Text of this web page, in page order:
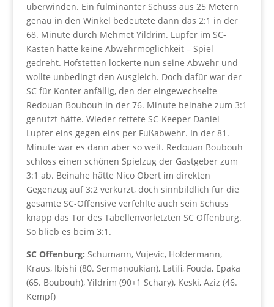
überwinden. Ein fulminanter Schuss aus 25 Metern
genau in den Winkel bedeutete dann das 2:1 in der
68. Minute durch Mehmet Yildrim. Lupfer im SC-
Kasten hatte keine Abwehrmöglichkeit – Spiel
gedreht. Hofstetten lockerte nun seine Abwehr und
wollte unbedingt den Ausgleich. Doch dafür war der
SC für Konter anfällig, den der eingewechselte
Redouan Boubouh in der 76. Minute beinahe zum 3:1
genutzt hätte. Wieder rettete SC-Keeper Daniel
Lupfer eins gegen eins per Fußabwehr. In der 81.
Minute war es dann aber so weit. Redouan Boubouh
schloss einen schönen Spielzug der Gastgeber zum
3:1 ab. Beinahe hätte Nico Obert im direkten
Gegenzug auf 3:2 verkürzt, doch sinnbildlich für die
gesamte SC-Offensive verfehlte auch sein Schuss
knapp das Tor des Tabellenvorletzten SC Offenburg.
So blieb es beim 3:1.
SC Offenburg: Schumann, Vujevic, Holdermann,
Kraus, Ibishi (80. Sermanoukian), Latifi, Fouda, Epaka
(65. Boubouh), Yildrim (90+1 Schary), Keski, Aziz (46.
Kempf)